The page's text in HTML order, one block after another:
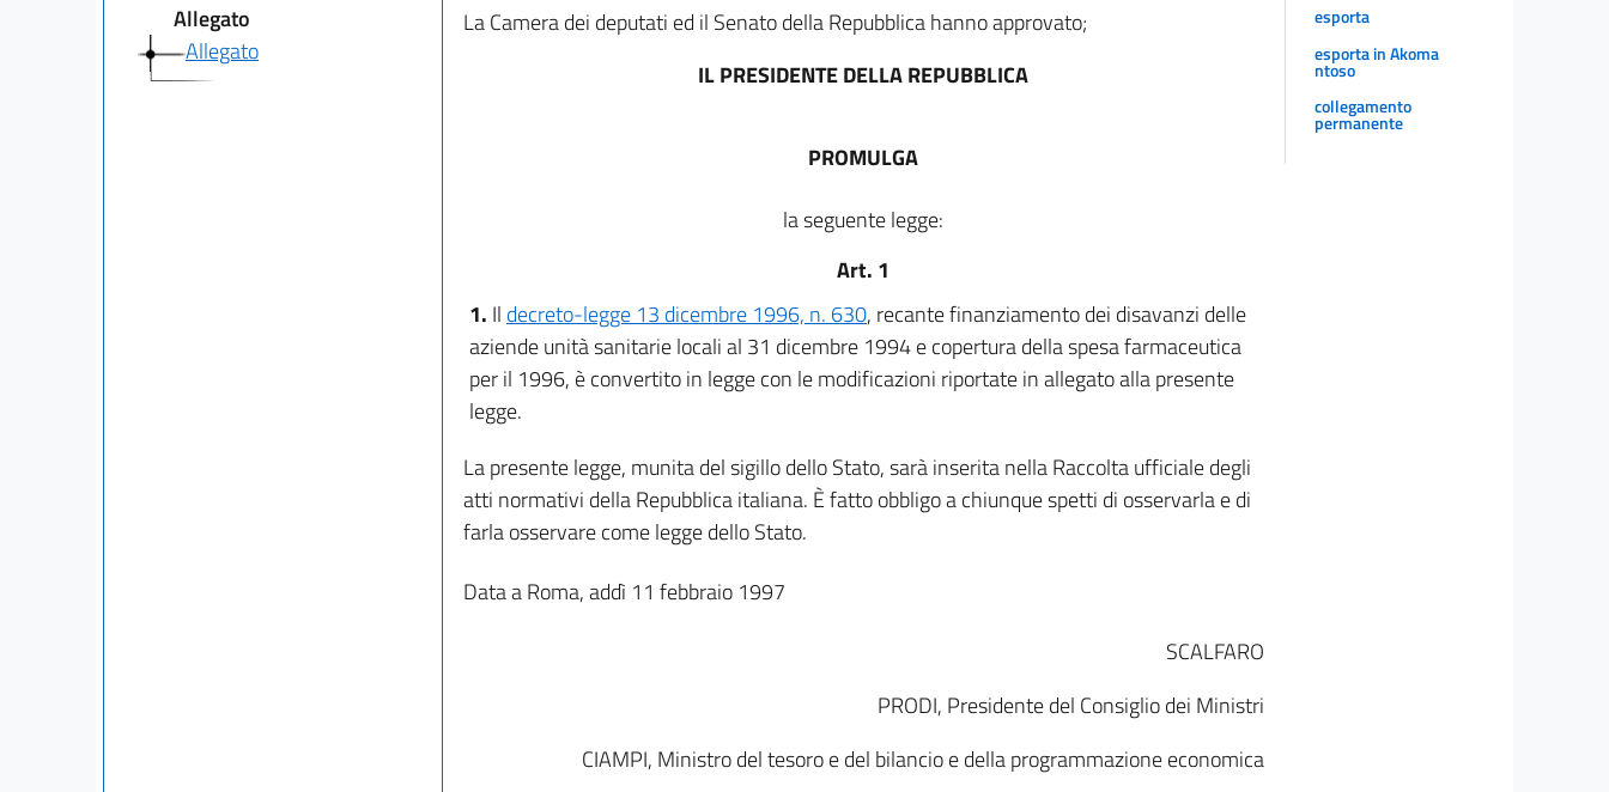
Allegato
Allegato
La Camera dei deputati ed il Senato della Repubblica hanno approvato;
IL PRESIDENTE DELLA REPUBBLICA
PROMULGA
la seguente legge:
Art. 1
1. Il decreto-legge 13 dicembre 1996, n. 630, recante finanziamento dei disavanzi delle
aziende unità sanitarie locali al 31 dicembre 1994 e copertura della spesa farmaceutica
per il 1996, è convertito in legge con le modificazioni riportate in allegato alla presente
legge.
La presente legge, munita del sigillo dello Stato, sarà inserita nella Raccolta ufficiale degli
atti normativi della Repubblica italiana. È fatto obbligo a chiunque spetti di osservarla e di
farla osservare come legge dello Stato.
Data a Roma, addì 11 febbraio 1997
SCALFARO
PRODI, Presidente del Consiglio dei Ministri
CIAMPI, Ministro del tesoro e del bilancio e della programmazione economica
esporta
esporta in Akoma
ntoso
collegamento
permanente